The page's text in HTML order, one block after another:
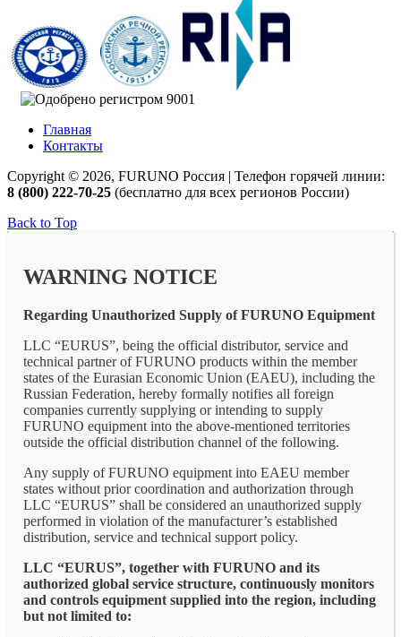
Главная
Контакты
Copyright © 2026, FURUNO Россия | Телефон горячей линии:
8 (800) 222-70-25 (бесплатно для всех регионов России)
Back to Top
WARNING NOTICE
Regarding Unauthorized Supply of FURUNO Equipment
LLC “EURUS”, being the official distributor, service and
technical partner of FURUNO products within the member
states of the Eurasian Economic Union (EAEU), including the
Russian Federation, hereby formally notifies all foreign
companies currently supplying or intending to supply
FURUNO equipment into the above-mentioned territories
outside the official distribution channel of the following.
Any supply of FURUNO equipment into EAEU member
states without prior coordination and authorization through
LLC “EURUS” shall be considered an unauthorized supply
performed in violation of the manufacturer’s established
distribution, service and technical support policy.
LLC “EURUS”, together with FURUNO and its
authorized global service structure, continuously monitors
and controls equipment supplied into the region, including
but not limited to: